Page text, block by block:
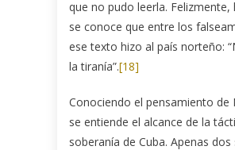
que no pudo leerla.
se conoce que entre los
ese texto hizo al país norteño:
la tiranía”.[18]
Conociendo el pensamiento de
se entiende el alcance de la
soberanía de Cuba. Apenas